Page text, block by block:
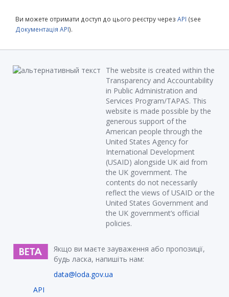
Ви можете отримати доступ до цього реєстру через API (see
Документація API).
The website is created within the
Transparency and Accountability
in Public Administration and
Services Program/TAPAS. This
website is made possible by the
generous support of the
American people through the
United States Agency for
International Development
(USAID) alongside UK aid from
the UK government. The
contents do not necessarily
reflect the views of USAID or the
United States Government and
the UK government’s official
policies.
Якщо ви маєте зауваження або пропозиції,
будь ласка, напишіть нам:
data@loda.gov.ua
API